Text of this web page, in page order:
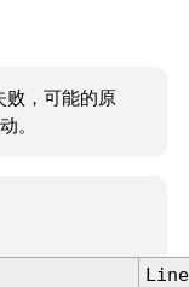
败，可能的原
。
Line